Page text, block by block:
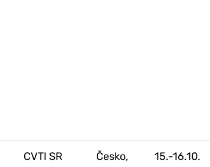
CVTI SR
Česko,
15.-16.10.